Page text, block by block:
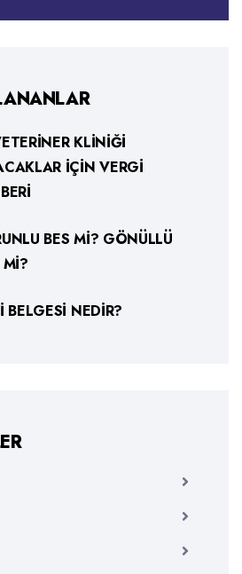
KLINIĞI
İÇIN VERGI
BES MI? GÖNÜLLÜ
MI?
BELGESI NEDIR?